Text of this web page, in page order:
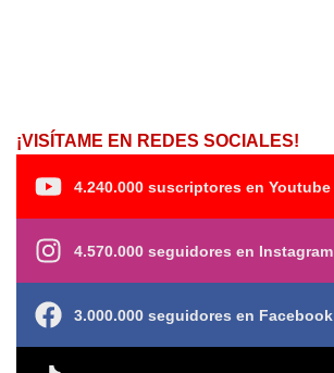
¡VISÍTAME EN REDES SOCIALES!
4.240.000 suscriptores en Youtube
4.570.000 seguidores en Instagram
3.000.000 seguidores en Facebook